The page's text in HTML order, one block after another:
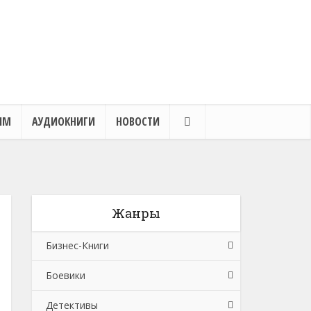
АУДИОКНИГИ НОВОСТИ
Жанры
Бизнес-Книги
Банковское дело
Бухучет, налогообложение, аудит
Боевики
Боевики: Прочее
Детективы